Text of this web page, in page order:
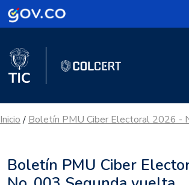
ColCERT
Inicio/
Boletín PMU Ciber